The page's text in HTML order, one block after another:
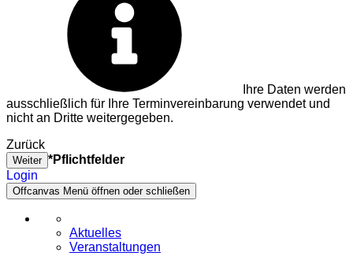
Ihre Daten werden
ausschließlich für Ihre Terminvereinbarung verwendet und
nicht an Dritte weitergegeben.
Zurück
Weiter *Pflichtfelder
Login
Offcanvas Menü öffnen oder schließen
Aktuelles
Veranstaltungen